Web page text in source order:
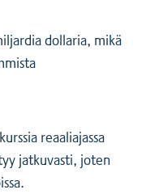
dollaria, mikä
reaaliajassa
jatkuvasti, joten